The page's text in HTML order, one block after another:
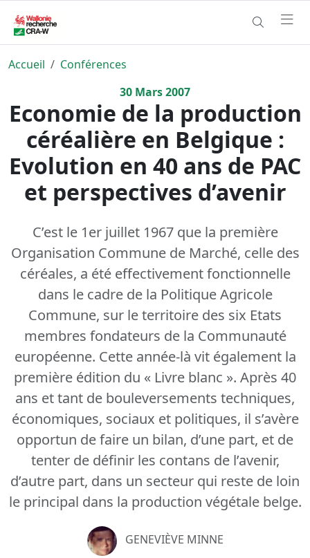
Accueil
Conférences
30 Mars2007
Economie de la production
céréalière en Belgique :
Evolution en 40 ans de PAC
et perspectives d’avenir
C’est le 1er juillet 1967 que la première
Organisation Commune de Marché, celle des
céréales, a été effectivement fonctionnelle
dans le cadre de la Politique Agricole
Commune, sur le territoire des six Etats
membres fondateurs de la Communauté
européenne. Cette année-là vit également la
première édition du « Livre blanc ». Après 40
ans et tant de bouleversements techniques,
économiques, sociaux et politiques, il s’avère
opportun de faire un bilan, d’une part, et de
tenter de définir les contans de l’avenir,
d’autre part, dans un secteur qui reste de loin
le principal dans la production végétale belge.
GENEVIÈVE MINNE